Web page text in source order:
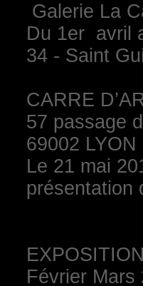
Galerie La
Du 1er avril
34 - Saint
CARRE
57 passage
69002 LYON
Le 21 mai
Février Mars